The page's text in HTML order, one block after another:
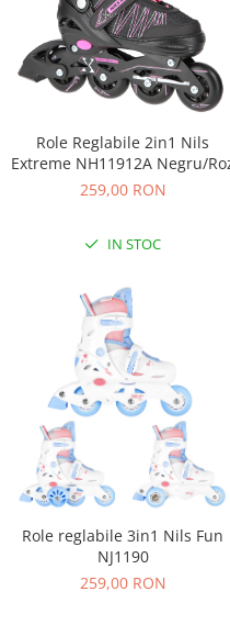
Interfoane, Sterilizatoare,
Electronice diverse
Aparate aerosoli
Aparate diverse
Aparate masaj si
Aspirator nazal
Cantare bebelusi si adulti
Incalzitoare biberoane bebe
Monitoare de respiratie
Pompe san
Pompe san electrice
Robot de bucatarie
Sterilizatoare biberoane
Tensiometre
Termometre
Termometre camera si baie
Termometre copii si bebe
Umidificatoare electrice aer
Role Reglabile 2in1 Nils
Extreme NH11912A Negru/
259,00 RON
IN STOC
Role reglabile 3in1 Nils Fun
NJ1190
259,00 RON